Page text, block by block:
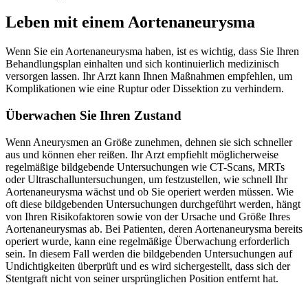
Leben mit einem Aortenaneurysma
Wenn Sie ein Aortenaneurysma haben, ist es wichtig, dass Sie Ihren
Behandlungsplan einhalten und sich kontinuierlich medizinisch
versorgen lassen. Ihr Arzt kann Ihnen Maßnahmen empfehlen, um
Komplikationen wie eine Ruptur oder Dissektion zu verhindern.
Überwachen Sie Ihren Zustand
Wenn Aneurysmen an Größe zunehmen, dehnen sie sich schneller
aus und können eher reißen. Ihr Arzt empfiehlt möglicherweise
regelmäßige bildgebende Untersuchungen wie CT-Scans, MRTs
oder Ultraschalluntersuchungen, um festzustellen, wie schnell Ihr
Aortenaneurysma wächst und ob Sie operiert werden müssen. Wie
oft diese bildgebenden Untersuchungen durchgeführt werden, hängt
von Ihren Risikofaktoren sowie von der Ursache und Größe Ihres
Aortenaneurysmas ab. Bei Patienten, deren Aortenaneurysma bereits
operiert wurde, kann eine regelmäßige Überwachung erforderlich
sein. In diesem Fall werden die bildgebenden Untersuchungen auf
Undichtigkeiten überprüft und es wird sichergestellt, dass sich der
Stentgraft nicht von seiner ursprünglichen Position entfernt hat.